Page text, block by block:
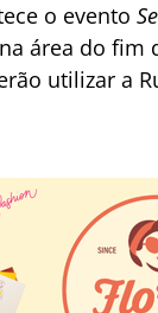
o evento
área do
utilizar a